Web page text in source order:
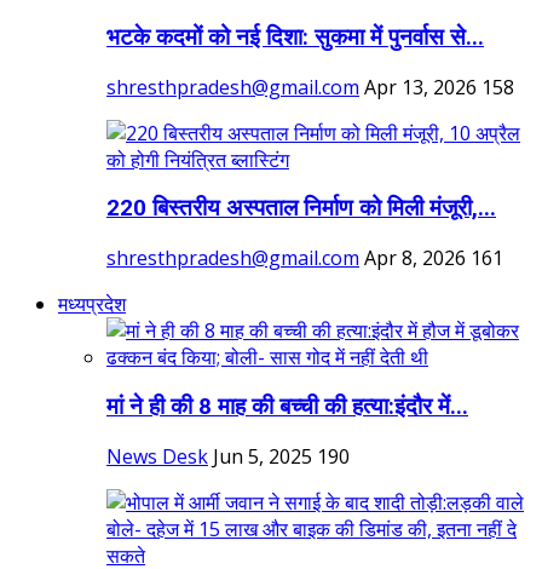
भटके कदमों को नई दिशा: सुकमा में पुनर्वास से...
shresthpradesh@gmail.com Apr 13, 2026 158
220 बिस्तरीय अस्पताल निर्माण को मिली मंजूरी,...
shresthpradesh@gmail.com Apr 8, 2026 161
मध्यप्रदेश
मां ने ही की 8 माह की बच्ची की हत्या:इंदौर में...
News Desk Jun 5, 2025 190